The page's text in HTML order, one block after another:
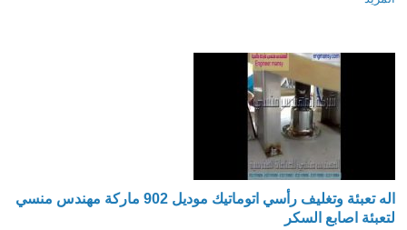
اله تعبئة وتغليف رأسي اتوماتيك موديل 902 ماركة مهندس منسي
لتعبئة اصابع السكر